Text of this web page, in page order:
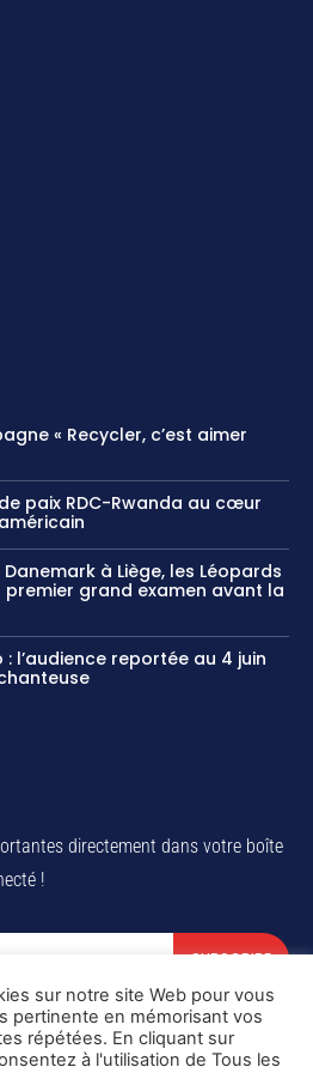
/ Soaking Worship Instrumental /
« Recycler, c’est aimer
paix RDC-Rwanda au cœur
à Liège, les Léopards
premier grand examen avant la
l’audience reportée au 4 juin
directement dans votre boîte
!
SUBSCRIBE
Policy.
sur notre site Web pour vous
pertinente en mémorisant vos
répétées. En cliquant sur
à l'utilisation de Tous les